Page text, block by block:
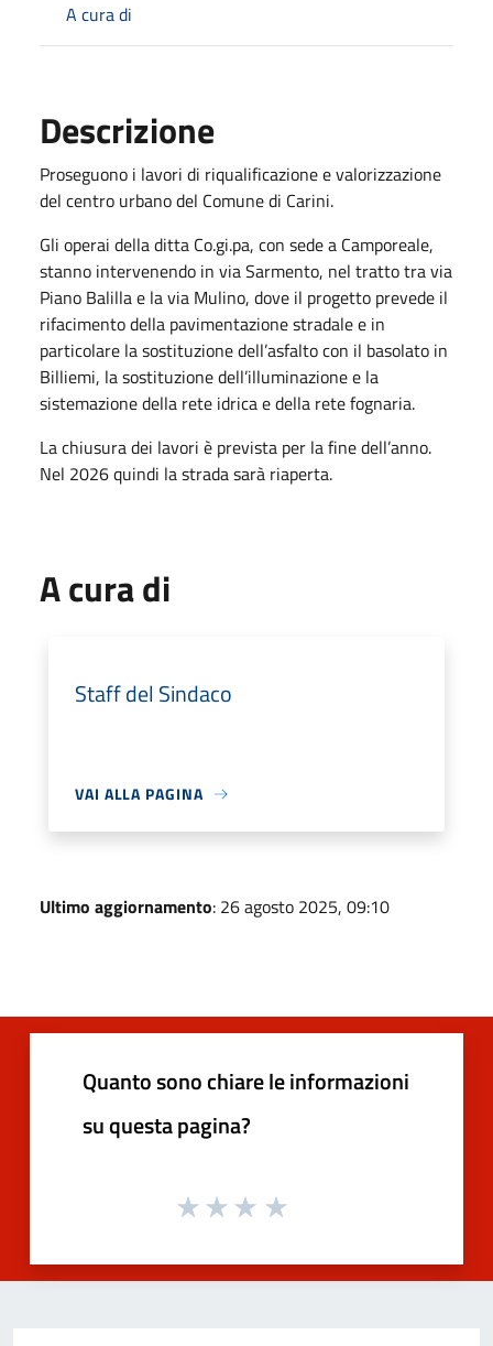
A cura di
Descrizione
Proseguono i lavori di riqualificazione e valorizzazione
del centro urbano del Comune di Carini.
Gli operai della ditta Co.gi.pa, con sede a Camporeale,
stanno intervenendo in via Sarmento, nel tratto tra via
Piano Balilla e la via Mulino, dove il progetto prevede il
rifacimento della pavimentazione stradale e in
particolare la sostituzione dell’asfalto con il basolato in
Billiemi, la sostituzione dell’illuminazione e la
sistemazione della rete idrica e della rete fognaria.
La chiusura dei lavori è prevista per la fine dell’anno.
Nel 2026 quindi la strada sarà riaperta.
A cura di
Staff del Sindaco
VAI ALLA PAGINA
Ultimo aggiornamento: 26 agosto 2025, 09:10
Quanto sono chiare le informazioni
su questa pagina?